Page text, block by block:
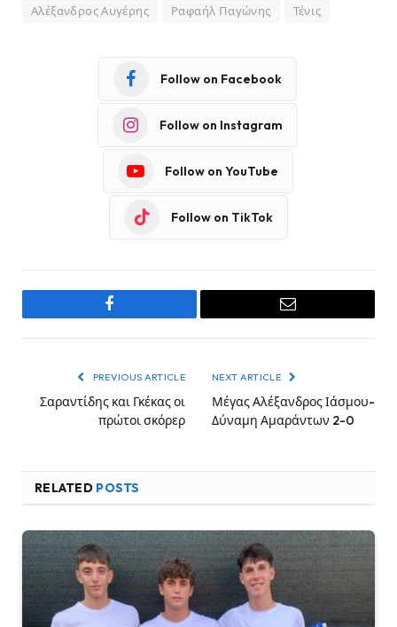
Αλέξανδρος Αυγέρης Ραφαήλ Παγώνης Τένις
Follow on Facebook
Follow on Instagram
Follow on YouTube
Follow on TikTok
Facebook Email
PREVIOUS ARTICLE
Σαραντίδης και Γκέκας οι
πρώτοι σκόρερ
NEXT ARTICLE
Μέγας Αλέξανδρος Ιάσμου-
Δύναμη Αμαράντων 2-0
RELATED POSTS